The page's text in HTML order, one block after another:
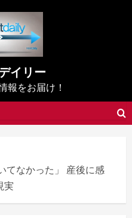
イリー
報をお届け！
てなかった」 産後に感
実